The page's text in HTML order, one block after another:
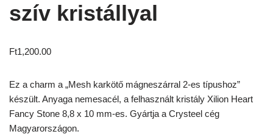
szív kristállyal
Ft1,200.00
Ez a charm a „Mesh karkötő mágneszárral 2-es típushoz”
készült. Anyaga nemesacél, a felhasznált kristály Xilion Heart
Fancy Stone 8,8 x 10 mm-es. Gyártja a Crysteel cég
Magyarországon.